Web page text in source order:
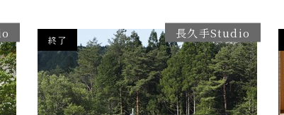
終了 長久手Studio